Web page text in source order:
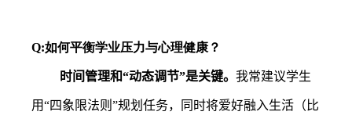
Q:如何平衡学业压力与心理健康？
时间管理和“动态调节”是关键。我常建议学生
用“四象限法则”规划任务，同时将爱好融入生活（比